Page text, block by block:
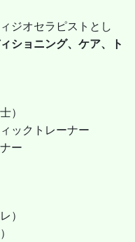
ジオセラピストとし
ショニング、ケア、ト
）
ックトレーナー
ー
）